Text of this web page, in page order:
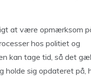
at være opmærksom
hos politiet og
kan tage tid, så det
holde sig opdateret på,